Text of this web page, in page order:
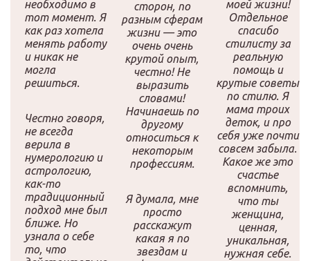
необходимо в
тот момент. Я
как раз хотела
менять работу
и никак не
могла
решиться.
Честно говоря,
не всегда
верила в
нумерологию и
астрологию,
как-то
традиционный
подход мне был
ближе. Но
узнала о себе
то, что
сторон, по
разным сферам
жизни — это
очень очень
крутой опыт,
честно! Не
выразить
словами!
Начинаешь по
другому
относиться к
некоторым
профессиям.
Я думала, мне
просто
расскажут
какая я по
звездам и
моей жизни!
Отдельное
спасибо
стилисту за
реальную
помощь и
крутые советы
по стилю. Я
мама троих
деток, и про
себя уже почти
совсем забыла.
Какое же это
счастье
вспомнить,
что ты
женщина,
ценная,
уникальная,
нужная себе.